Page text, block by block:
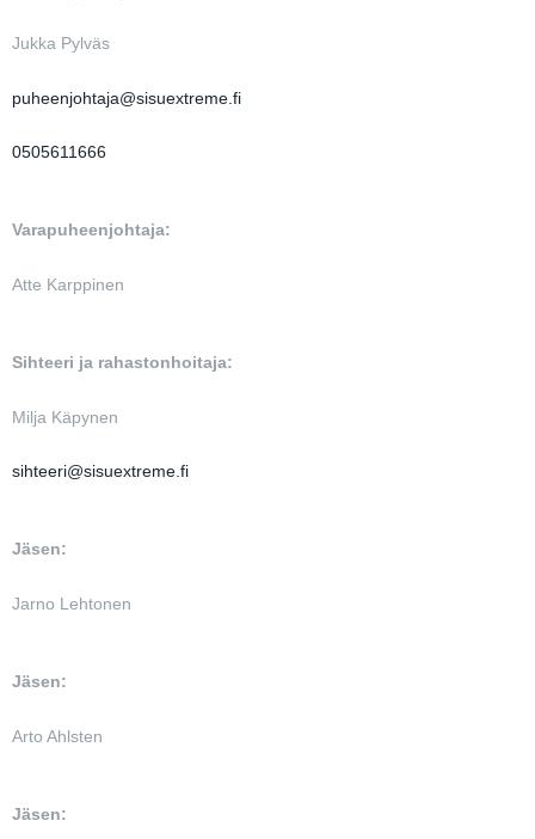
Jukka Pylväs
puheenjohtaja@sisuextreme.fi
0505611666
Varapuheenjohtaja:
Atte Karppinen
Sihteeri ja rahastonhoitaja:
Milja Käpynen
sihteeri@sisuextreme.fi
Jäsen:
Jarno Lehtonen
Jäsen:
Arto Ahlsten
Jäsen: